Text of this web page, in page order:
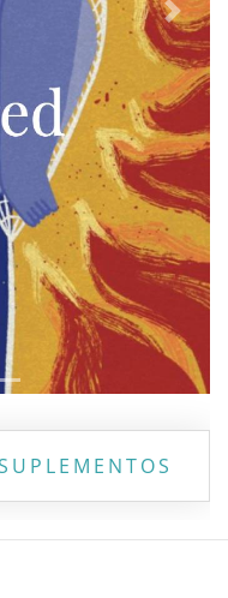
Next